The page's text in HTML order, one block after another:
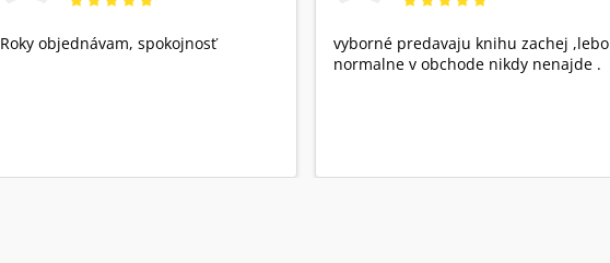
Roky objednávam, spokojnosť
vyborné predavaju knihu zachej ,lebo
normalne v obchode nikdy nenajde .